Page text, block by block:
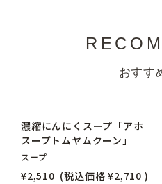
おすす
NEW
SOLD OUT
濃縮にんにくスープ「アホ
スープトムヤムクーン」
スープ
¥2,510 (税込価格 ¥2,710 )